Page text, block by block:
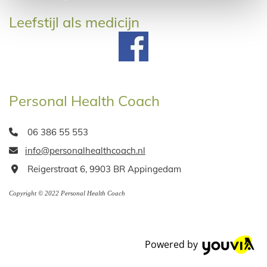
Leefstijl als medicijn
Personal Health Coach
 06 386 55 553
 info@personalhealthcoach.nl
Reigerstraat 6, 9903 BR Appingedam
Copyright © 2022 Personal Health Coach
Powered by